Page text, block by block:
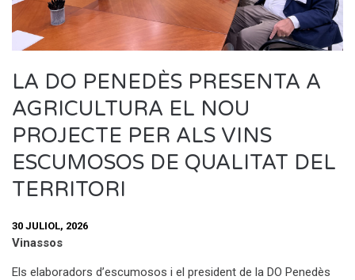
LA DO PENEDÈS PRESENTA A
AGRICULTURA EL NOU
PROJECTE PER ALS VINS
ESCUMOSOS DE QUALITAT DEL
TERRITORI
30 JULIOL, 2026
Vinassos
Els elaboradors d’escumosos i el president de la DO Penedès